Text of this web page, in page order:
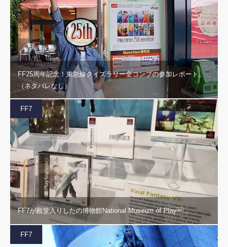
FF25周年記念！東急線クイズラリー全コンプの参加レポート。
（ネタバレなし）
FF7
FF7が殿堂入りしたの博物館National Museum of Play…
FF7